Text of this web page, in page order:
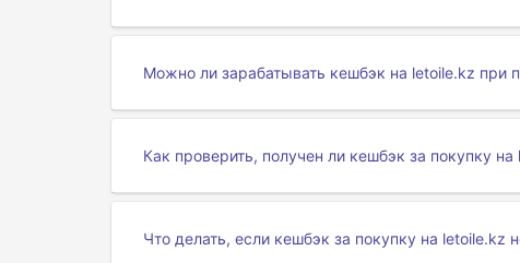
Можно ли зарабатывать кешбэк на letoile.kz при
Как проверить, получен ли кешбэк за покупку на
Что делать, если кешбэк за покупку на letoile.kz